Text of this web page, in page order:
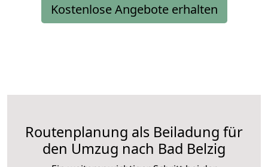
Kostenlose Angebote erhalten
Routenplanung als Beiladung für
den Umzug nach Bad Belzig